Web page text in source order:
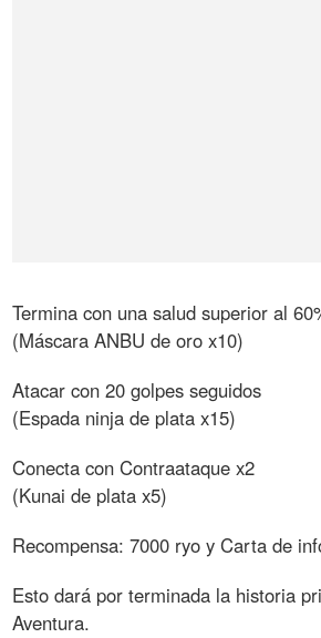
Termina con una salud superior al
(Máscara ANBU de oro x10)
Atacar con 20 golpes seguidos
(Espada ninja de plata x15)
Conecta con Contraataque x2
(Kunai de plata x5)
Recompensa: 7000 ryo y Carta de
Esto dará por terminada la historia
Aventura.